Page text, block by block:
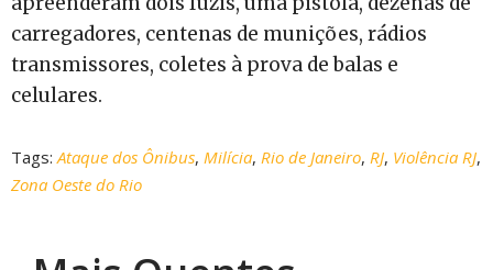
carregadores, centenas de munições, rádios
transmissores, coletes à prova de balas e
celulares.
Tags: Ataque dos Ônibus, Milícia, Rio de Janeiro, RJ, Violência RJ,
Zona Oeste do Rio